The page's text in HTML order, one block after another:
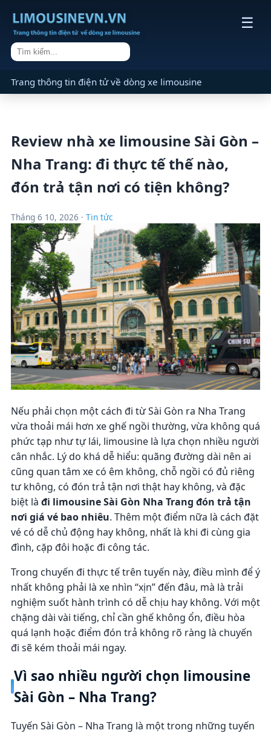
☰
Trang thông tin điện tử về dòng xe limousine
Review nhà xe limousine Sài Gòn –
Nha Trang: đi thực tế thế nào,
đón trả tận nơi có tiện không?
Tháng 6 10, 2026 · Tin tức
Nếu phải chọn một cách đi từ Sài Gòn ra Nha Trang
vừa thoải mái hơn xe ghế ngồi thường, vừa không quá
phức tạp như tự lái, limousine là lựa chọn nhiều người
cân nhắc. Lý do khá dễ hiểu: quãng đường dài nên ai
cũng quan tâm xe có êm không, chỗ ngồi có đủ riêng
tư không, có đón trả tận nơi thật hay không, và đặc
biệt là đi limousine Sài Gòn Nha Trang đón trả tận
nơi giá vé bao nhiêu. Thêm một điểm nữa là cách đặt
vé có dễ chủ động hay không, nhất là khi đi cùng gia
đình, cặp đôi hoặc đi công tác.
Trong chuyến đi thực tế trên tuyến này, điều mình để ý
nhất không phải là xe nhìn “xịn” đến đâu, mà là trải
nghiệm suốt hành trình có dễ chịu hay không. Với một
chặng dài vài tiếng, chỉ cần ghế không ổn, điều hòa
quá lạnh hoặc điểm đón trả không rõ ràng là chuyến
đi sẽ kém thoải mái ngay.
Vì sao nhiều người chọn limousine
Sài Gòn – Nha Trang?
Tuyến Sài Gòn – Nha Trang là một trong những tuyến